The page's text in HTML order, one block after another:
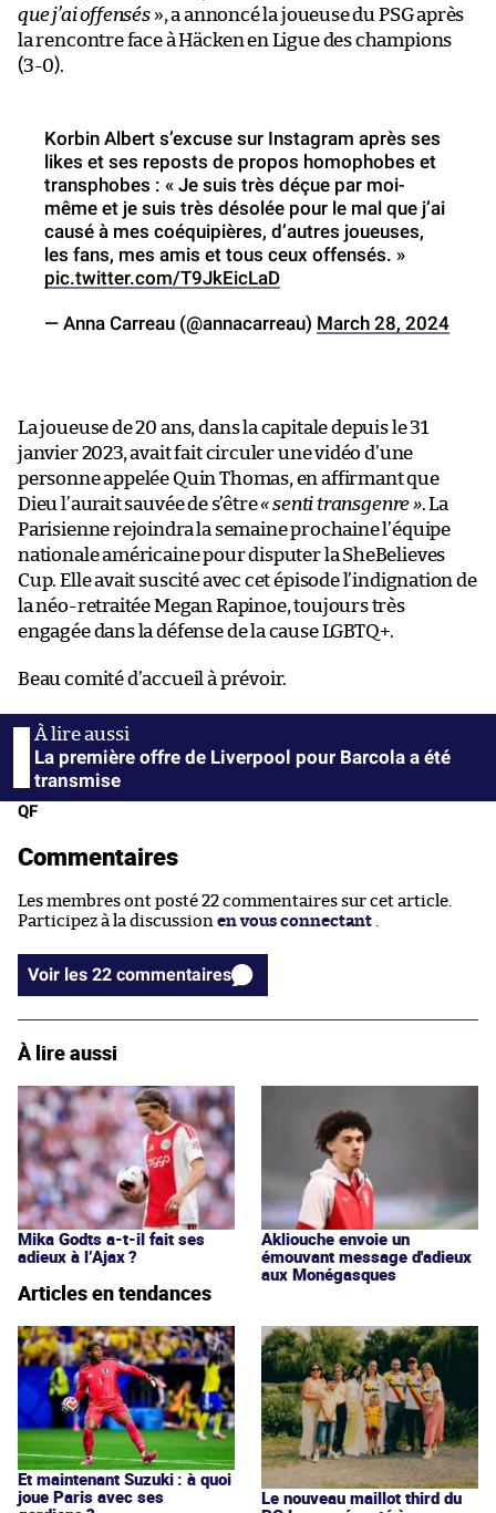
que j’ai offensés», a annoncé la joueuse du PSG après
la rencontre face à Häcken en Ligue des champions
(3-0).
Korbin Albert s’excuse sur Instagram après ses
likes et ses reposts de propos homophobes et
transphobes : « Je suis très déçue par moi-
même et je suis très désolée pour le mal que j’ai
causé à mes coéquipières, d’autres joueuses,
les fans, mes amis et tous ceux offensés. »
pic.twitter.com/T9JkEicLaD
— Anna Carreau (@annacarreau) March 28, 2024
La joueuse de 20 ans, dans la capitale depuis le 31
janvier 2023, avait fait circuler une vidéo d’une
personne appelée Quin Thomas, en affirmant que
Dieu l’aurait sauvée de s’être« senti transgenre ». La
Parisienne rejoindra la semaine prochaine l’équipe
nationale américaine pour disputer la SheBelieves
Cup. Elle avait suscité avec cet épisode l’indignation de
la néo-retraitée Megan Rapinoe, toujours très
engagée dans la défense de la cause LGBTQ+.
Beau comité d’accueil à prévoir.
La première offre de Liverpool pour Barcola a été
transmise
QF
Commentaires
Les membres ont posté 22 commentaires sur cet article.
Participez à la discussion en vous connectant
Voir les 22 commentaires
À lire aussi
Mika Godts a-t-il fait ses
adieux à l’Ajax ?
Akliouche envoie un
émouvant message d'adieux
aux Monégasques
Articles en tendances
Et maintenant Suzuki : à quoi
joue Paris avec ses
Le nouveau maillot third du